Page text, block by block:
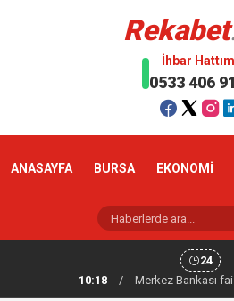
Rekabet
İhbar
0533 406
ANASAYFA BURSA EKONOMİ
24
10:18
/ Merkez Bankası